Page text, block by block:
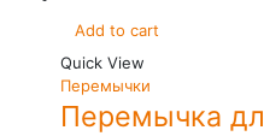
Add to cart
Quick View
Перемычки
Перемычка